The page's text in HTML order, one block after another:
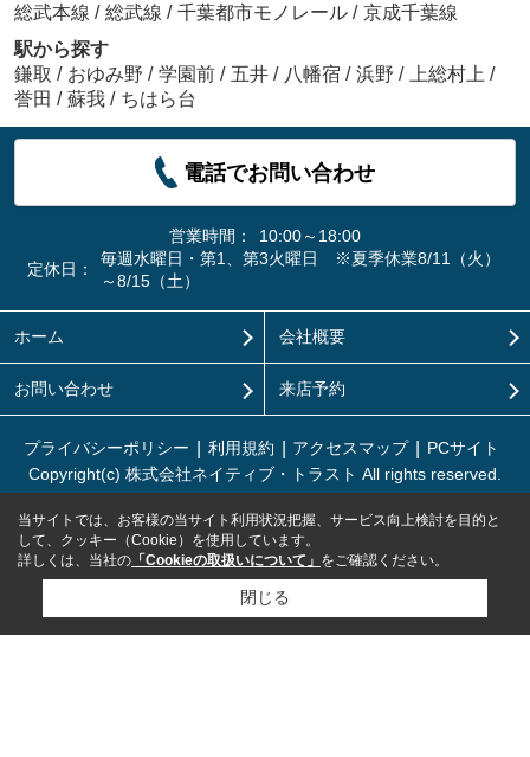
総武本線 / 総武線 / 千葉都市モノレール / 京成千葉線
駅から探す
鎌取 / おゆみ野 / 学園前 / 五井 / 八幡宿 / 浜野 / 上総村上 /
誉田 / 蘇我 / ちはら台
電話でお問い合わせ
営業時間：
10:00～18:00
定休日：
毎週水曜日・第1、第3火曜日 ※夏季休業8/11（火）
～8/15（土）
ホーム 会社概要
お問い合わせ 来店予約
プライバシーポリシー 利用規約 アクセスマップ
PCサイト
Copyright(c) 株式会社ネイティブ・トラスト All rights reserved.
当サイトでは、お客様の当サイト利用状況把握、サービス向上検討を目的と
して、クッキー（Cookie）を使用しています。
詳しくは、当社の 「Cookieの取扱いについて」 をご確認ください。
閉じる